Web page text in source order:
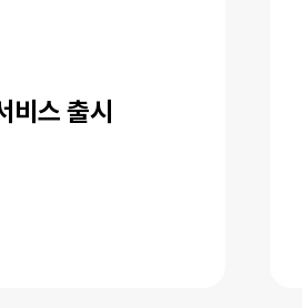
비스 출시